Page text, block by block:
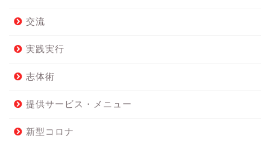
交流
実践実行
志体術
提供サービス・メニュー
新型コロナ